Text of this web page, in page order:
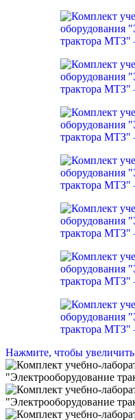
Нажмите, чтобы увеличить